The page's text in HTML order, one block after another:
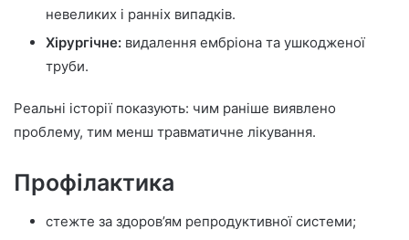
невеликих і ранніх випадків.
Хірургічне: видалення ембріона та ушкодженої
труби.
Реальні історії показують: чим раніше виявлено
проблему, тим менш травматичне лікування.
Профілактика
стежте за здоров’ям репродуктивної системи;